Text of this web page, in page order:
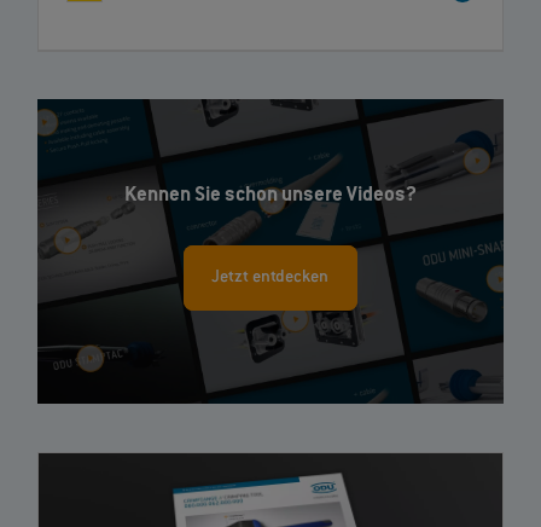
Kennen Sie schon unsere Videos?
Jetzt entdecken